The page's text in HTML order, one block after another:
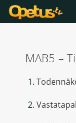
Yläkoulu
Työkalut
MAB5 –